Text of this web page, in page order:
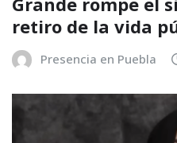
retiro de la vida
Presencia en Puebla